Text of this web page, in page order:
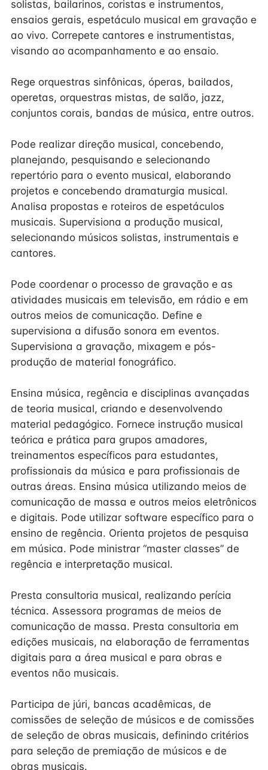
solistas, bailarinos, coristas e instrumentos,
ensaios gerais, espetáculo musical em gravação e
ao vivo. Correpete cantores e instrumentistas,
visando ao acompanhamento e ao ensaio.
Rege orquestras sinfônicas, óperas, bailados,
operetas, orquestras mistas, de salão, jazz,
conjuntos corais, bandas de música, entre outros.
Pode realizar direção musical, concebendo,
planejando, pesquisando e selecionando
repertório para o evento musical, elaborando
projetos e concebendo dramaturgia musical.
Analisa propostas e roteiros de espetáculos
musicais. Supervisiona a produção musical,
selecionando músicos solistas, instrumentais e
cantores.
Pode coordenar o processo de gravação e as
atividades musicais em televisão, em rádio e em
outros meios de comunicação. Define e
supervisiona a difusão sonora em eventos.
Supervisiona a gravação, mixagem e pós-
produção de material fonográfico.
Ensina música, regência e disciplinas avançadas
de teoria musical, criando e desenvolvendo
material pedagógico. Fornece instrução musical
teórica e prática para grupos amadores,
treinamentos específicos para estudantes,
profissionais da música e para profissionais de
outras áreas. Ensina música utilizando meios de
comunicação de massa e outros meios eletrônicos
e digitais. Pode utilizar software específico para o
ensino de regência. Orienta projetos de pesquisa
em música. Pode ministrar “master classes” de
regência e interpretação musical.
Presta consultoria musical, realizando perícia
técnica. Assessora programas de meios de
comunicação de massa. Presta consultoria em
edições musicais, na elaboração de ferramentas
digitais para a área musical e para obras e
eventos não musicais.
Participa de júri, bancas acadêmicas, de
comissões de seleção de músicos e de comissões
de seleção de obras musicais, definindo critérios
para seleção de premiação de músicos e de
obras musicais.